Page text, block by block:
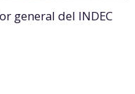
general del INDEC